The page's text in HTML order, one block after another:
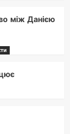
між Данією